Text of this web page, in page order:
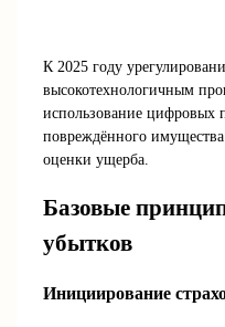
К 2025 году
высокотехнологичным
использование цифровых
повреждённого
оценки ущерба.
Базовые
убытков
Инициирование